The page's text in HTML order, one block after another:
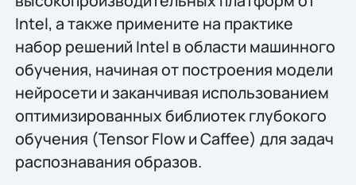
Intel, а также примените на практике
набор решений Intel в области машинного
обучения, начиная от построения модели
нейросети и заканчивая использованием
оптимизированных библиотек глубокого
обучения (Tensor Flow и Caffee) для задач
распознавания образов.